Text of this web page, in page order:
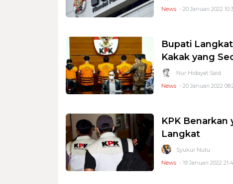
News - 20 Januari 2022
Bupati
Kakak yang
Nur Hidayat Said
News - 20 Januari 2022
KPK Benarkan
Langkat
Syukur Nutu
News - 19 Januari 2022